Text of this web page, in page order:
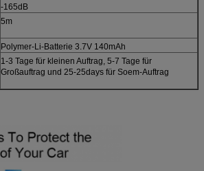
-165dB
5m
Polymer-Li-Batterie 3.7V 140mAh
1-3 Tage für kleinen Auftrag, 5-7 Tage für
Großauftrag und 25-25days für Soem-Auftrag